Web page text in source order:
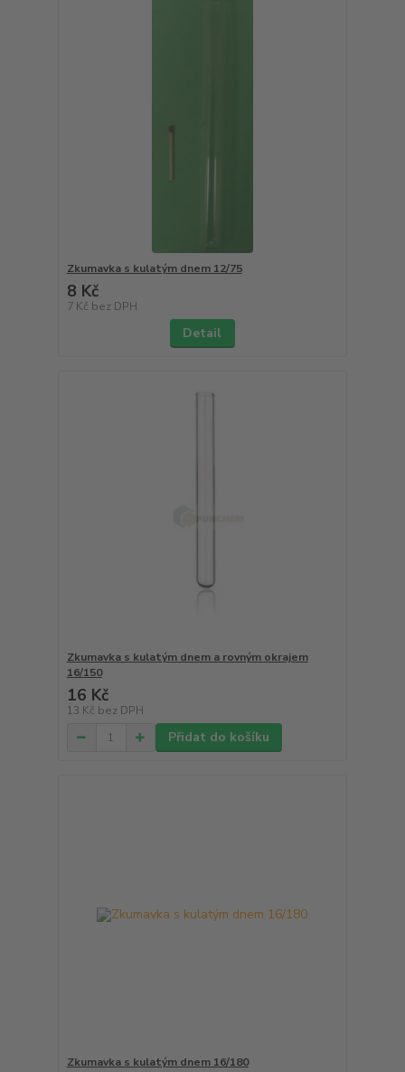
Zkumavka s kulatým dnem 12/75
8 Kč
7 Kč bez DPH
Detail
Zkumavka s kulatým dnem a rovným okrajem
16/150
16 Kč
13 Kč bez DPH
Přidat do košíku
Zkumavka s kulatým dnem 16/180